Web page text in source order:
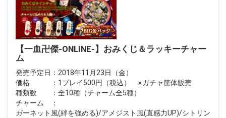
【一血卍傑-ONLINE-】おみくじ＆ラッキーチャー
ム
発売予定日：2018年11月23日（金）
価格 ：1プレイ500円（税込） ※ガチャ筐体販売
種類数 ：全10種（チャーム全5種）
チャーム ：
ガーネット風(絆を強める)/アメジスト風(直感力UP)/シトリン